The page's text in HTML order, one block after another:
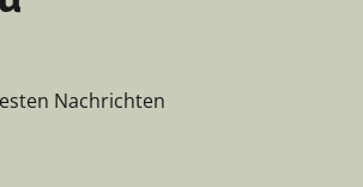
Nachrichten